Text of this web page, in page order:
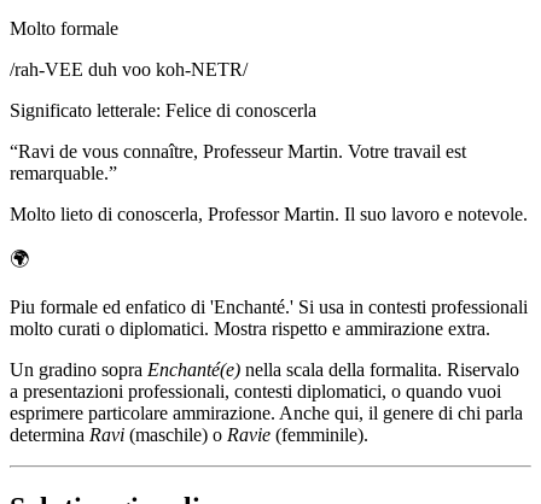
Molto formale
/rah-VEE duh voo koh-NETR/
Significato letterale: Felice di conoscerla
“Ravi de vous connaître, Professeur Martin. Votre travail est
remarquable.”
Molto lieto di conoscerla, Professor Martin. Il suo lavoro e notevole.
🌍
Piu formale ed enfatico di 'Enchanté.' Si usa in contesti professionali
molto curati o diplomatici. Mostra rispetto e ammirazione extra.
Un gradino sopra Enchanté(e) nella scala della formalita. Riservalo
a presentazioni professionali, contesti diplomatici, o quando vuoi
esprimere particolare ammirazione. Anche qui, il genere di chi parla
determina Ravi (maschile) o Ravie (femminile).